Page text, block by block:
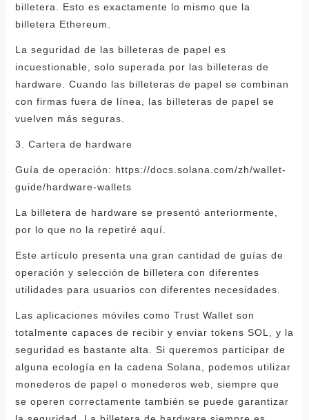
billetera. Esto es exactamente lo mismo que la
billetera Ethereum.
La seguridad de las billeteras de papel es
incuestionable, solo superada por las billeteras de
hardware. Cuando las billeteras de papel se combinan
con firmas fuera de línea, las billeteras de papel se
vuelven más seguras.
3. Cartera de hardware
Guía de operación: https://docs.solana.com/zh/wallet-
guide/hardware-wallets
La billetera de hardware se presentó anteriormente,
por lo que no la repetiré aquí.
Este artículo presenta una gran cantidad de guías de
operación y selección de billetera con diferentes
utilidades para usuarios con diferentes necesidades.
Las aplicaciones móviles como Trust Wallet son
totalmente capaces de recibir y enviar tokens SOL, y la
seguridad es bastante alta. Si queremos participar de
alguna ecología en la cadena Solana, podemos utilizar
monederos de papel o monederos web, siempre que
se operen correctamente también se puede garantizar